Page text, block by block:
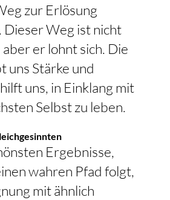
zur Erlösung
Dieser Weg ist nicht
er lohnt sich. Die
uns Stärke und
uns, in Einklang mit
Selbst zu leben.
Ergebnisse,
wahren Pfad folgt,
mit ähnlich